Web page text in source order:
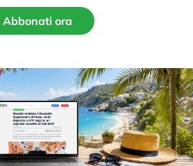
Abbonati ora